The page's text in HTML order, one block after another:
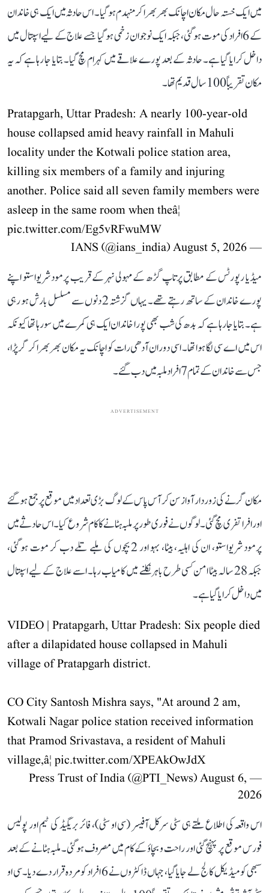
میں ایک خستہ حال مکان اچانک بھربھرا کر منہدم ہو گیا۔ اس حادثہ میں ایک ہی خاندان
کے 6 افراد کی موت ہو گئی، جبکہ ایک نوجوان زخمی ہو گیا جسے علاج کے لیے اسپتال میں
داخل کرایا گیا ہے۔ حادثہ کے بعد پورے علاقے میں کہرام مچ گیا۔ بتایا جا رہا ہے کہ یہ
مکان تقریباً 100 سال قدیم تھا۔
Pratapgarh, Uttar Pradesh: A nearly 100-year-old
house collapsed amid heavy rainfall in Mahuli
locality under the Kotwali police station area,
killing six members of a family and injuring
another. Police said all seven family members were
asleep in the same room when theâ¦
pic.twitter.com/Eg5vRFwuMW
— IANS (@ians_india)
August 5, 2026
میڈیا رپورٹس کے مطابق پرتاپ گڑھ کے مہولی نہر کے قریب پرمود شریواستو اپنے
پورے خاندان کے ساتھ رہتے تھے۔ یہاں گزشتہ 2 دنوں سے مسلسل بارش ہو رہی
ہے۔ بتایا جا رہا ہے کہ بدھ کی شب بھی پورا خاندان ایک ہی کمرے میں سو رہا تھا کیونکہ
اس میں اے سی لگا ہوا تھا۔ اسی دوران آدھی رات کو اچانک یہ مکان بھربھرا کر گر پڑا،
جس سے خاندان کے تمام 7 افراد ملبہ میں دب گئے۔
ADVERTISEMENT
مکان گرنے کی زور دار آواز سن کر آس پاس کے لوگ بڑی تعداد میں موقع پر جمع ہو گئے
اور افرا تفری مچ گئی۔ لوگوں نے فوری طور پر ملبہ ہٹانے کا کام شروع کیا۔ اس حادثے میں
پرمود شریواستو، ان کی اہلیہ، بیٹا، بہو اور 2 بچوں کی ملبے تلے دب کر موت ہو گئی،
جبکہ 28 سالہ بیٹا امن کسی طرح باہر نکلنے میں کامیاب رہا۔ اسے علاج کے لیے اسپتال
میں داخل کرایا گیا ہے۔
VIDEO | Pratapgarh, Uttar Pradesh: Six people died
after a dilapidated house collapsed in Mahuli
village of Pratapgarh district.
CO City Santosh Mishra says, "At around 2 am,
Kotwali Nagar police station received information
that Pramod Srivastava, a resident of Mahuli
village,â¦ pic.twitter.com/XPEAkOwJdX
— Press Trust of India (@PTI_News)
August 6,
2026
اس واقعہ کی اطلاع ملتے ہی سٹی سرکل آفیسر (سی او سٹی)، فائر بریگیڈ کی ٹیم اور پولیس
فورس موقع پر پہنچ گئی اور راحت و بچاؤ کے کام میں مصروف ہو گئی۔ ملبہ ہٹانے کے بعد
سبھی کو میڈیکل کالج لے جایا گیا، جہاں ڈاکٹروں نے 6 افراد کو مردہ قرار دے دیا۔ سی او